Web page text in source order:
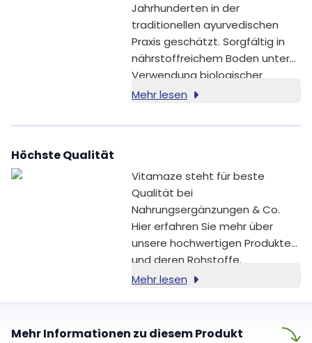
Jahrhunderten in der
traditionellen ayurvedischen
Praxis geschätzt. Sorgfältig in
nährstoffreichem Boden unter
Verwendung biologischer
Anbaumethoden kultiviert,
die natürliche
Mehr lesen
Höchste Qualität
Vitamaze steht für beste
Qualität bei
Nahrungsergänzungen & Co.
Hier erfahren Sie mehr über
unsere hochwertigen Produkte
und deren Rohstoffe.
Mehr lesen
Mehr Informationen zu diesem Produkt